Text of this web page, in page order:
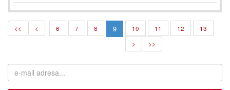
<< < 6 7 8 9 10 11 12
13
>
>>